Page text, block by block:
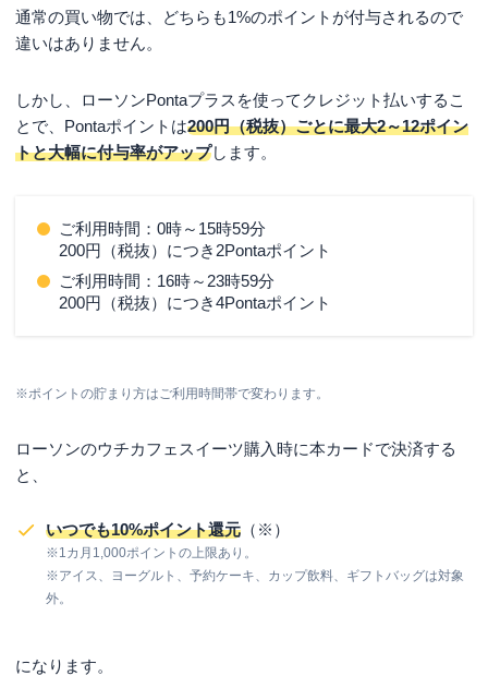
通常の買い物では、どちらも1%のポイントが付与されるので
違いはありません。
しかし、ローソンPontaプラスを使ってクレジット払いするこ
とで、Pontaポイントは200円（税抜）ごとに最大2～12ポイン
トと大幅に付与率がアップします。
ご利用時間：0時～15時59分
200円（税抜）につき2Pontaポイント
ご利用時間：16時～23時59分
200円（税抜）につき4Pontaポイント
※ポイントの貯まり方はご利用時間帯で変わります。
ローソンのウチカフェスイーツ購入時に本カードで決済する
と、
いつでも10%ポイント還元 （※）
※1カ月1,000ポイントの上限あり。
※アイス、ヨーグルト、予約ケーキ、カップ飲料、ギフトバッグは対象
外。
になります。